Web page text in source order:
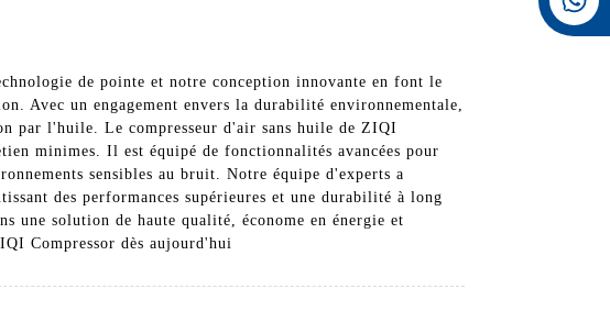
de pointe et notre conception innovante en font le
Avec un engagement envers la durabilité environnementale,
par l'huile. Le compresseur d'air sans huile de ZIQI
minimes. Il est équipé de fonctionnalités avancées pour
sensibles au bruit. Notre équipe d'experts a
des performances supérieures et une durabilité à long
une solution de haute qualité, économe en énergie et
Compressor dès aujourd'hui